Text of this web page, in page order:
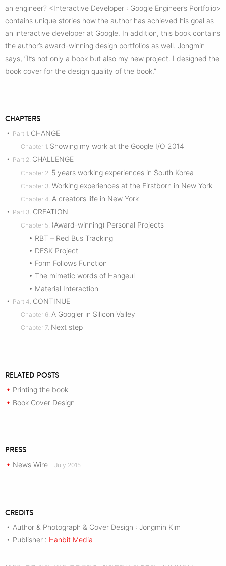
an engineer? <Interactive Developer : Google Engineer’s Portfolio>
contains unique stories how the author has achieved his goal as
an interactive developer at Google. In addition, this book contains
the author’s award-winning design portfolios as well. Jongmin
says, “It’s not only a book but also my new project. I designed the
book cover for the design quality of the book.”
CHAPTERS
• Part 1. CHANGE
Chapter 1. Showing my work at the Google I/O 2014
• Part 2. CHALLENGE
Chapter 2. 5 years working experiences in South Korea
Chapter 3. Working experiences at the Firstborn in New York
Chapter 4. A creator’s life in New York
• Part 3. CREATION
Chapter 5. (Award-winning) Personal Projects
• RBT – Red Bus Tracking
• DESK Project
• Form Follows Function
• The mimetic words of Hangeul
• Material Interaction
• Part 4. CONTINUE
Chapter 6. A Googler in Silicon Valley
Chapter 7. Next step
RELATED POSTS
+ Printing the book
+ Book Cover Design
PRESS
+ News Wire – July 2015
CREDITS
• Author & Photograph & Cover Design : Jongmin Kim
• Publisher : Hanbit Media